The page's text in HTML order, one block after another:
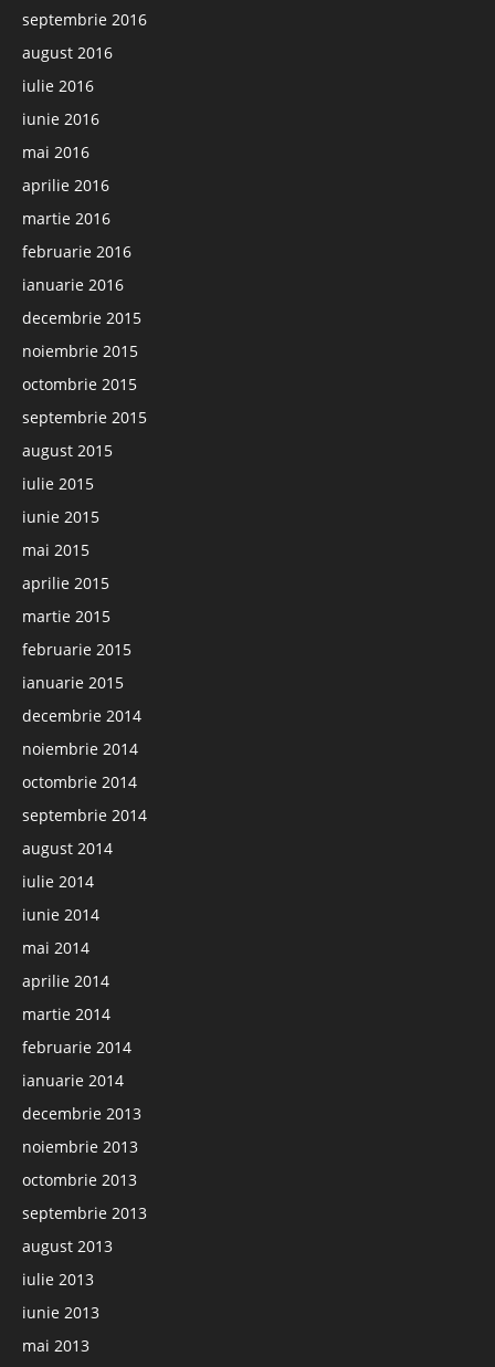
septembrie 2016
august 2016
iulie 2016
iunie 2016
mai 2016
aprilie 2016
martie 2016
februarie 2016
ianuarie 2016
decembrie 2015
noiembrie 2015
octombrie 2015
septembrie 2015
august 2015
iulie 2015
iunie 2015
mai 2015
aprilie 2015
martie 2015
februarie 2015
ianuarie 2015
decembrie 2014
noiembrie 2014
octombrie 2014
septembrie 2014
august 2014
iulie 2014
iunie 2014
mai 2014
aprilie 2014
martie 2014
februarie 2014
ianuarie 2014
decembrie 2013
noiembrie 2013
octombrie 2013
septembrie 2013
august 2013
iulie 2013
iunie 2013
mai 2013